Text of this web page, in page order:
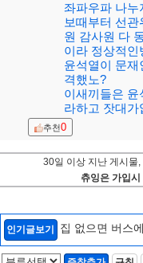
좌파우파 나누
보때부터 선
원 감사원 다
이라 정상적인
윤석열이 문재
격했노?
이새끼들은
라하고 잣대가
추천0
30일 이상 지난 게시물,
츄잉은 가입
인기글보기 집 없으면 버스